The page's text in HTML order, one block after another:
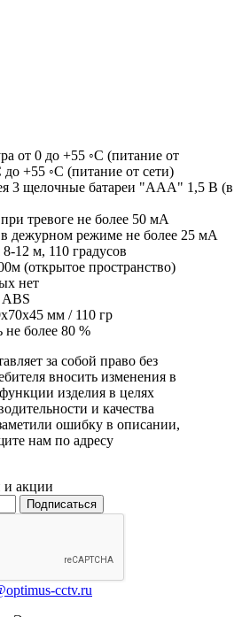
от 0 до +55 ◦С (питание от
до +55 ◦С (питание от сети)
3 щелочные батареи "ААА" 1,5 В (в
тревоге не более 50 мА
дежурном режиме не более 25 мА
8-12 м, 110 градусов
(открытое пространство)
нет
ABS
мм / 110 гр
не более 80 %
за собой право без
вносить изменения в
изделия в целях
и качества
ошибку в описании,
нам по адресу
и акции
Подписаться
cctv.ru